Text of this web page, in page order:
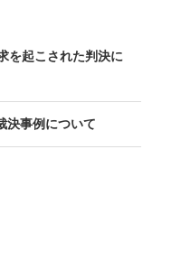
を起こされた判決に
決事例について